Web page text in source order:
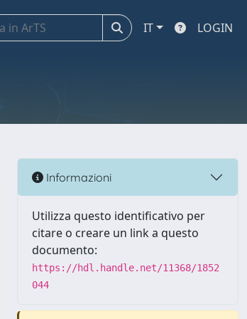
IT LOGIN
Informazioni
Utilizza questo identificativo per
citare o creare un link a questo
documento:
https://hdl.handle.net/11368/1852
044